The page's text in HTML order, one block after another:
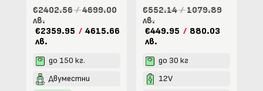
€2402.56/4699.00
лв.
€2359.95 / 4615.66
лв.
до 150 кг.
Двуместни
€552.14/1079.89
лв.
€449.95 / 880.03
лв.
до 30 кг
12V